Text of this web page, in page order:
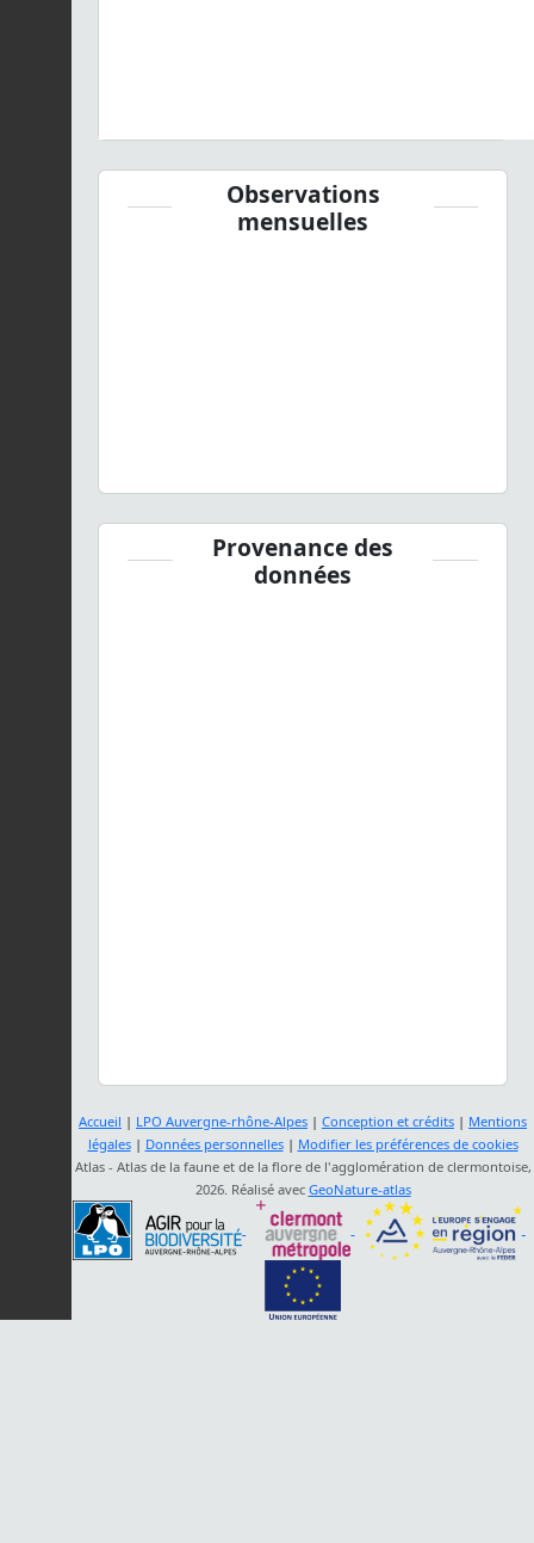
Observations
mensuelles
Provenance des
données
Accueil | LPO Auvergne-rhône-Alpes | Conception et crédits | Mentions
légales| Données personnelles| Modifier les préférences de cookies
Atlas - Atlas de la faune et de la flore de l'agglomération de clermontoise,
2026. Réalisé avec GeoNature-atlas